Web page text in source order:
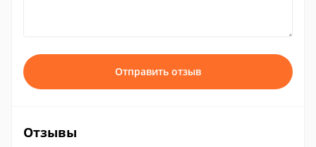
Отправить отзыв
Отзывы